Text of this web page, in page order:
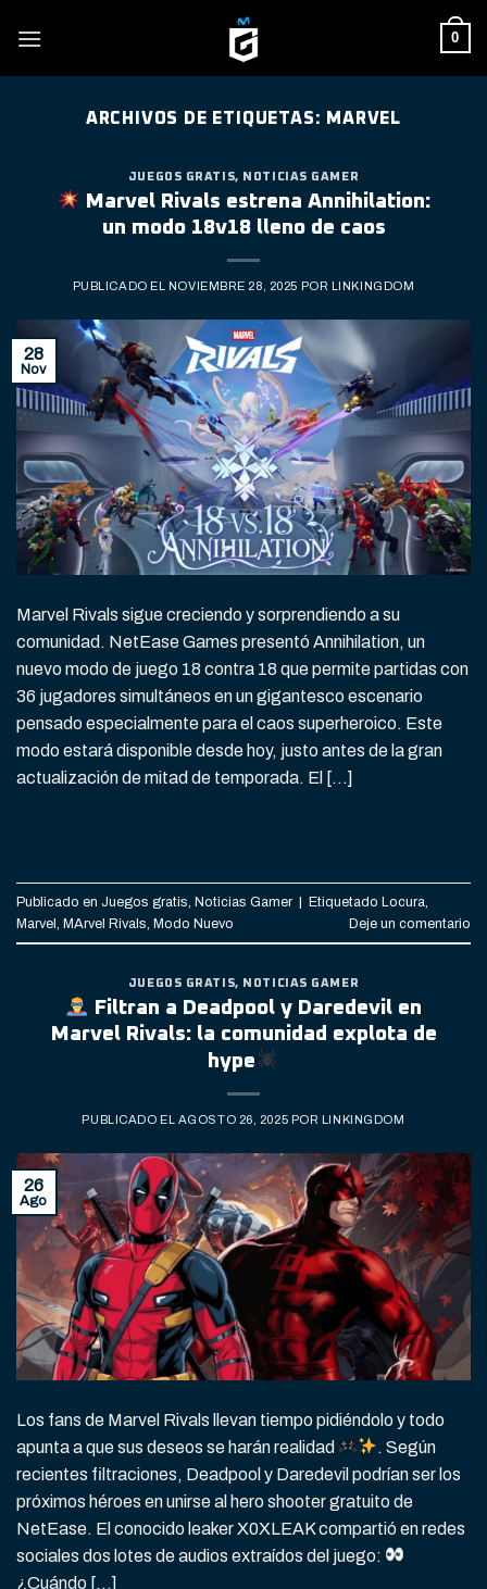
0
ARCHIVOS DE ETIQUETAS: MARVEL
JUEGOS GRATIS, NOTICIAS GAMER
Marvel Rivals estrena Annihilation:
un modo 18v18 lleno de caos
PUBLICADO EL NOVIEMBRE 28, 2025 POR LINKINGDOM
28
Nov
Marvel Rivals sigue creciendo y sorprendiendo a su
comunidad. NetEase Games presentó Annihilation, un
nuevo modo de juego 18 contra 18 que permite partidas con
36 jugadores simultáneos en un gigantesco escenario
pensado especialmente para el caos superheroico. Este
modo estará disponible desde hoy, justo antes de la gran
actualización de mitad de temporada. El […]
Publicado en Juegos gratis Noticias Gamer | Etiquetado Locura
Marvel MArvel Rivals Modo Nuevo Deje un comentario
JUEGOS GRATIS, NOTICIAS GAMER
Filtran a Deadpool y Daredevil en
Marvel Rivals: la comunidad explota de
hype
PUBLICADO EL AGOSTO 26, 2025 POR LINKINGDOM
26
Ago
Los fans de Marvel Rivals llevan tiempo pidiéndolo y todo
apunta a que sus deseos se harán realidad
. Según
recientes filtraciones, Deadpool y Daredevil podrían ser los
próximos héroes en unirse al hero shooter gratuito de
NetEase. El conocido leaker X0XLEAK compartió en redes
sociales dos lotes de audios extraídos del juego:
¿Cuándo […]